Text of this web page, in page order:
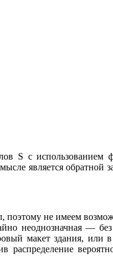
S с
является
не имеем
неоднозначная —
макет здания, или